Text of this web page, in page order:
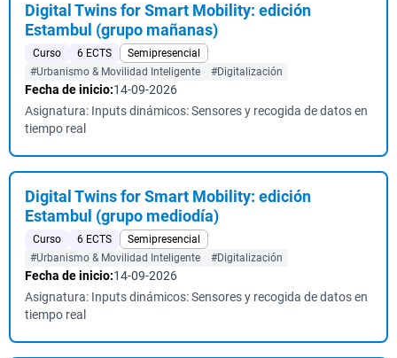
Digital Twins for Smart Mobility: edición
Estambul (grupo mañanas)
Curso 6 ECTS
Semipresencial
#Urbanismo & Movilidad Inteligente
#Digitalización
Fecha de inicio:14-09-2026
Asignatura: Inputs dinámicos: Sensores y recogida de datos en
tiempo real
Digital Twins for Smart Mobility: edición
Estambul (grupo mediodía)
Curso 6 ECTS
Semipresencial
#Urbanismo & Movilidad Inteligente
#Digitalización
Fecha de inicio:14-09-2026
Asignatura: Inputs dinámicos: Sensores y recogida de datos en
tiempo real